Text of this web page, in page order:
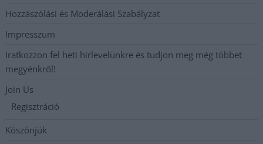
Hozzászólási és Moderálási Szabályzat
Impresszum
Iratkozzon fel heti hírlevelünkre és tudjon meg még többet
megyénkről!
Join Us
Regisztráció
Köszönjük